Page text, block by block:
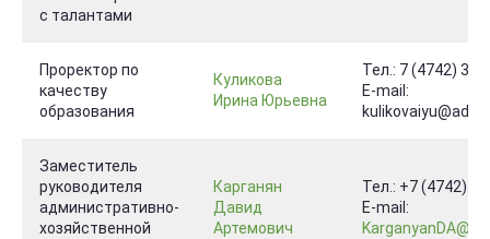
с талантами
Проректор по
качеству
образования
Куликова
Ирина Юрьевна
Тел.: 7 (4742) 32-
E-mail:
Заместитель
руководителя
административно-
хозяйственной
Карганян
Давид
Артемович
Тел.: +7 (4742)
E-mail: